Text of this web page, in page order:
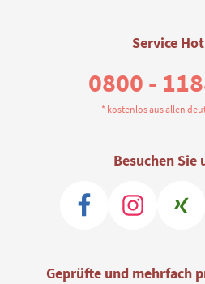
Service
0800 -
* kostenlos aus allen
Besuchen Sie
Geprüfte und mehrfach